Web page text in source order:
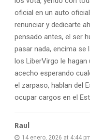
oficial en un auto
renunciar y dedicarte
pensado antes, el ser
pasar nada, encima se
los LiberVirgo le hagan
acecho esperando
el zarpaso, hablan del
ocupar cargos en el
Raul
14 enero, 2026 at 4:44